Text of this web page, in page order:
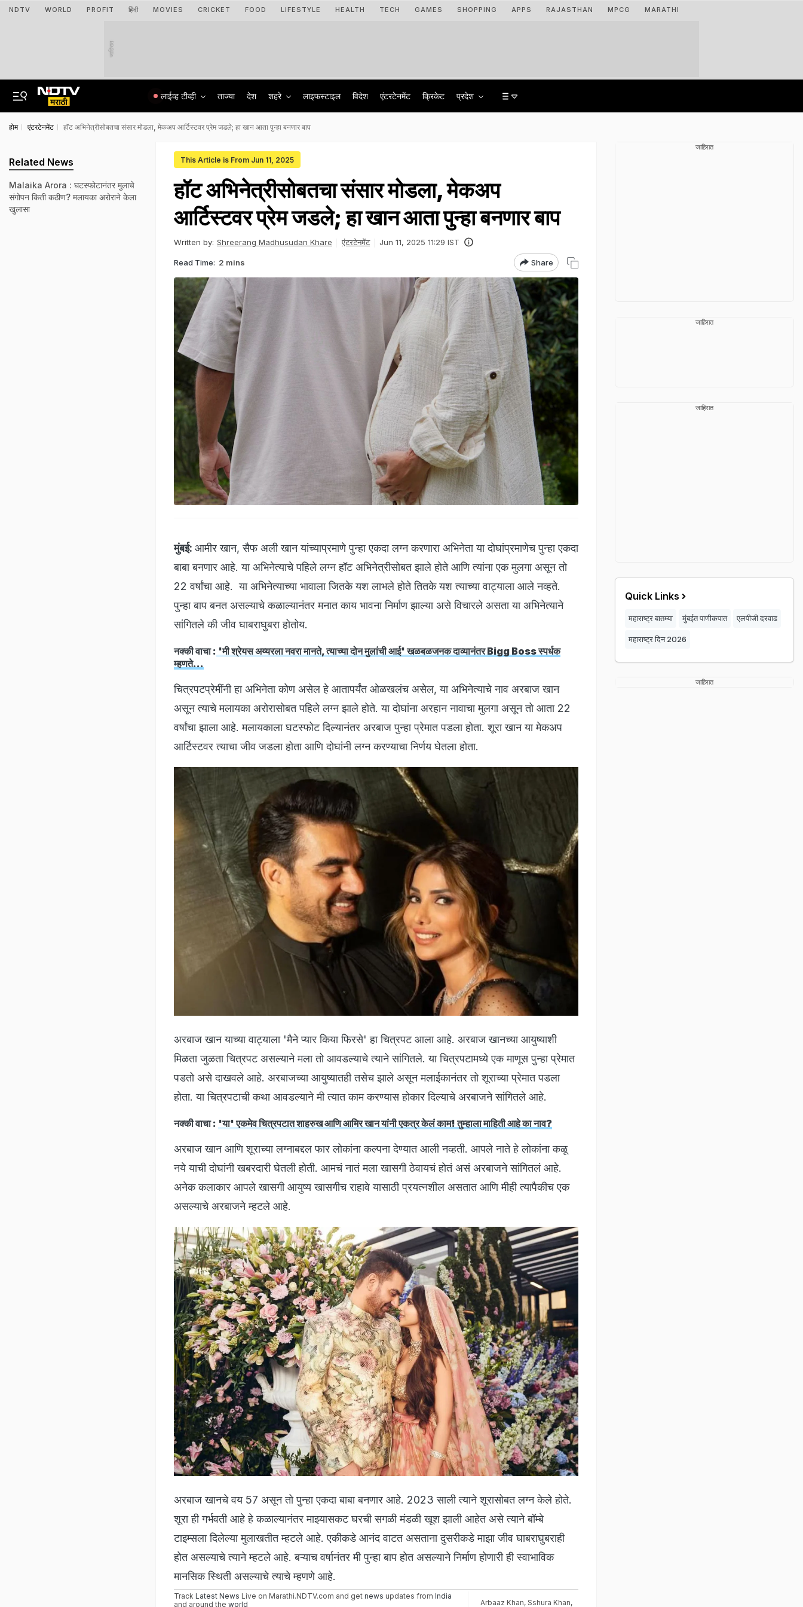
NDTV WORLD PROFIT हिंदी MOVIES CRICKET FOOD LIFESTYLE HEALTH TECH GAMES SHOPPING APPS RAJASTHAN MPCG MARATHI
जाहिरात
लाईव्ह टीव्ही ताज्या देश शहरे लाइफस्टाइल विदेश एंटरटेनमेंट क्रिकेट प्रदेश
होम एंटरटेनमेंट हॉट अभिनेत्रीसोबतचा संसार मोडला, मेकअप आर्टिस्टवर प्रेम जडले; हा खान आता पुन्हा बनणार बाप
This Article is From Jun 11, 2025
हॉट अभिनेत्रीसोबतचा संसार मोडला, मेकअप
आर्टिस्टवर प्रेम जडले; हा खान आता पुन्हा बनणार बाप
Written by: Shreerang Madhusudan Khare एंटरटेनमेंट Jun 11, 2025 11:29 IST
Read Time: 2 mins Share
मुंबई: आमीर खान, सैफ अली खान यांच्याप्रमाणे पुन्हा एकदा लग्न करणारा अभिनेता या दोघांप्रमाणेच पुन्हा एकदा
बाबा बनणार आहे. या अभिनेत्याचे पहिले लग्न हॉट अभिनेत्रीसोबत झाले होते आणि त्यांना एक मुलगा असून तो
22 वर्षांचा आहे. या अभिनेत्याच्या भावाला जितके यश लाभले होते तितके यश त्याच्या वाट्याला आले नव्हते.
पुन्हा बाप बनत असल्याचे कळाल्यानंतर मनात काय भावना निर्माण झाल्या असे विचारले असता या अभिनेत्याने
सांगितले की जीव घाबराघुबरा होतोय.
नक्की वाचा : 'मी श्रेयस अय्यरला नवरा मानते, त्याच्या दोन मुलांची आई' खळबळजनक दाव्यानंतर Bigg Boss स्पर्धक
म्हणते...
चित्रपटप्रेमींनी हा अभिनेता कोण असेल हे आतापर्यंत ओळखलंच असेल, या अभिनेत्याचे नाव अरबाज खान
असून त्याचे मलायका अरोरासोबत पहिले लग्न झाले होते. या दोघांना अरहान नावाचा मुलगा असून तो आता 22
वर्षांचा झाला आहे. मलायकाला घटस्फोट दिल्यानंतर अरबाज पुन्हा प्रेमात पडला होता. शूरा खान या मेकअप
आर्टिस्टवर त्याचा जीव जडला होता आणि दोघांनी लग्न करण्याचा निर्णय घेतला होता.
अरबाज खान याच्या वाट्याला 'मैने प्यार किया फिरसे' हा चित्रपट आला आहे. अरबाज खानच्या आयुष्याशी
मिळता जुळता चित्रपट असल्याने मला तो आवडल्याचे त्याने सांगितले. या चित्रपटामध्ये एक माणूस पुन्हा प्रेमात
पडतो असे दाखवले आहे. अरबाजच्या आयुष्यातही तसेच झाले असून मलाईकानंतर तो शूराच्या प्रेमात पडला
होता. या चित्रपटाची कथा आवडल्याने मी त्यात काम करण्यास होकार दिल्याचे अरबाजने सांगितले आहे.
नक्की वाचा : 'या' एकमेव चित्रपटात शाहरुख आणि आमिर खान यांनी एकत्र केलं काम! तुम्हाला माहिती आहे का नाव?
अरबाज खान आणि शूराच्या लग्नाबद्दल फार लोकांना कल्पना देण्यात आली नव्हती. आपले नाते हे लोकांना कळू
नये याची दोघांनी खबरदारी घेतली होती. आमचं नातं मला खासगी ठेवायचं होतं असं अरबाजने सांगितलं आहे.
अनेक कलाकार आपले खासगी आयुष्य खासगीच राहावे यासाठी प्रयत्नशील असतात आणि मीही त्यापैकीच एक
असल्याचे अरबाजने म्हटले आहे.
अरबाज खानचे वय 57 असून तो पुन्हा एकदा बाबा बनणार आहे. 2023 साली त्याने शूरासोबत लग्न केले होते.
शूरा ही गर्भवती आहे हे कळाल्यानंतर माझ्यासकट घरची सगळी मंडळी खूश झाली आहेत असे त्याने बॉम्बे
टाइम्सला दिलेल्या मुलाखतीत म्हटले आहे. एकीकडे आनंद वाटत असताना दुसरीकडे माझा जीव घाबराघुबराही
होत असल्याचे त्याने म्हटले आहे. बऱ्याच वर्षानंतर मी पुन्हा बाप होत असल्याने निर्माण होणारी ही स्वाभाविक
मानसिक स्थिती असल्याचे त्याचे म्हणणे आहे.
Track Latest News Live on Marathi.NDTV.com and get news updates from India
and around the world
Arbaaz Khan,Sshura Khan,
Related News
Malaika Arora : घटस्फोटानंतर मुलाचे
संगोपन किती कठीण? मलायका अरोराने केला
खुलासा
जाहिरात
जाहिरात
जाहिरात
Quick Links
महाराष्ट्र बातम्या मुंबईत पाणीकपात एलपीजी दरवाढ
महाराष्ट्र दिन 2026
जाहिरात